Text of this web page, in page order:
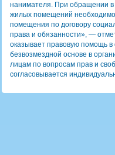
нанимателя. При обращении в
жилых помещений
помещения по договору
права и обязанности», —
оказывает правовую помощь в
безвозмездной основе в
лицам по вопросам прав и
согласовывается